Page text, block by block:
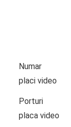
Numar
placi video
Porturi
placa video